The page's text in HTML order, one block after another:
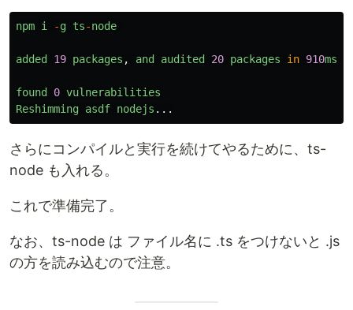
npm i -g ts-node
added 19 packages , and audited 20 packages in 910ms
found 0 vulnerabilities
Reshimming asdf nodejs ...
さらにコンパイルと実行を続けてやるために、ts-
node も入れる。
これで準備完了。
なお、ts-node は ファイル名に .ts をつけないと .js
の方を読み込むので注意。